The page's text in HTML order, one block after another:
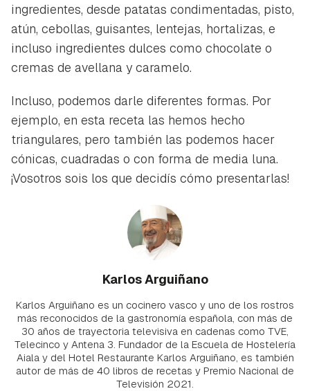
ingredientes, desde patatas condimentadas, pisto,
atún, cebollas, guisantes, lentejas, hortalizas, e
incluso ingredientes dulces como chocolate o
cremas de avellana y caramelo.
Incluso, podemos darle diferentes formas. Por
ejemplo, en esta receta las hemos hecho
triangulares, pero también las podemos hacer
cónicas, cuadradas o con forma de media luna.
¡Vosotros sois los que decidís cómo presentarlas!
Karlos Arguiñano
Karlos Arguiñano es un cocinero vasco y uno de los rostros
más reconocidos de la gastronomía española, con más de
30 años de trayectoria televisiva en cadenas como TVE,
Telecinco y Antena 3. Fundador de la Escuela de Hostelería
Aiala y del Hotel Restaurante Karlos Arguiñano, es también
autor de más de 40 libros de recetas y Premio Nacional de
Televisión 2021.